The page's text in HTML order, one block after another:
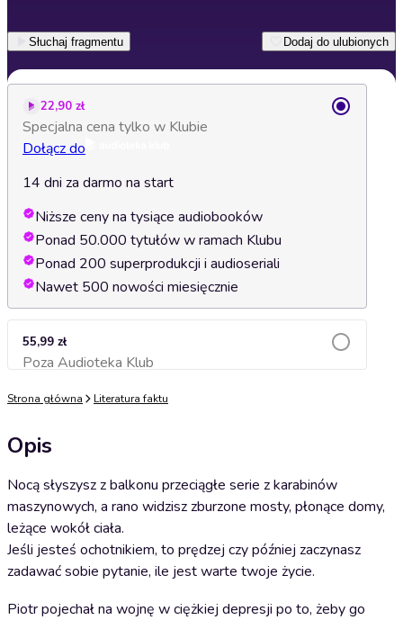
Słuchaj fragmentu Dodaj do ulubionych
22,90 zł
Specjalna cena tylko w Klubie
Dołącz do
14 dni za darmo na start
Niższe ceny na tysiące audiobooków
Ponad 50.000 tytułów w ramach Klubu
Ponad 200 superprodukcji i audioseriali
Nawet 500 nowości miesięcznie
55,99 zł
Poza Audioteka KlubDodaj do koszyka
Strona główna Literatura faktu
Opis
Nocą słyszysz z balkonu przeciągłe serie z karabinów
maszynowych, a rano widzisz zburzone mosty, płonące domy,
leżące wokół ciała.
Jeśli jesteś ochotnikiem, to prędzej czy później zaczynasz
zadawać sobie pytanie, ile jest warte twoje życie.
Piotr pojechał na wojnę w ciężkiej depresji po to, żeby go